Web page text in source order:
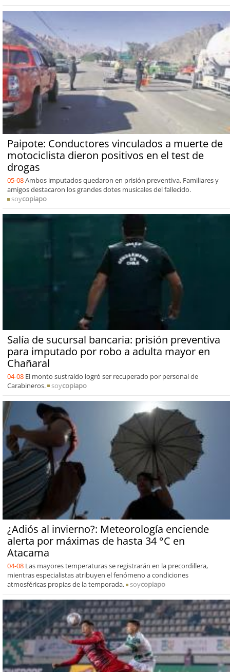
Paipote: Conductores vinculados a muerte de
motociclista dieron positivos en el test de
drogas
05-08Ambos imputados quedaron en prisión preventiva. Familiares y
amigos destacaron los grandes dotes musicales del fallecido.
soycopiapo
Salía de sucursal bancaria: prisión preventiva
para imputado por robo a adulta mayor en
Chañaral
04-08 El monto sustraído logró ser recuperado por personal de
Carabineros.
soycopiapo
¿Adiós al invierno?: Meteorología enciende
alerta por máximas de hasta 34 °C en
Atacama
04-08 Las mayores temperaturas se registrarán en la precordillera,
mientras especialistas atribuyen el fenómeno a condiciones
atmosféricas propias de la temporada.
soycopiapo